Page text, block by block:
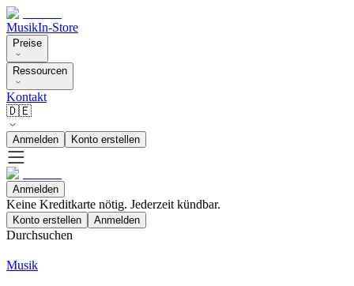
MusikIn-Store
Preise
Ressourcen
Kontakt
🇩🇪
Anmelden Konto erstellen
Anmelden
Keine Kreditkarte nötig. Jederzeit kündbar.
Konto erstellen Anmelden
Durchsuchen
Musik